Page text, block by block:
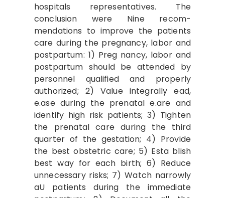
hospitals representatives. The
conclusion were Nine recom­
mendations to improve the patients
care during the pregnancy, labor and
postpartum: 1) Preg­ nancy, labor and
postpartum should be attended by
personnel qualified and properly
authorized; 2) Value integrally ead,
e.ase during the prenatal e.are and
identify high risk patients; 3) Tighten
the prenatal care during the third
quarter of the gestation; 4) Provide
the best obstetric care; 5) Esta­ blish
best way for each birth; 6) Reduce
unnecessary risks; 7) Watch narrowly
aU patients during the immediate